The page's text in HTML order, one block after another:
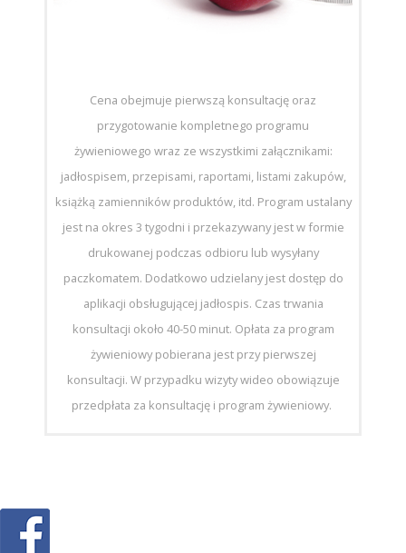
Cena obejmuje pierwszą konsultację oraz
przygotowanie kompletnego programu
żywieniowego wraz ze wszystkimi załącznikami:
jadłospisem, przepisami, raportami, listami zakupów,
książką zamienników produktów, itd. Program ustalany
jest na okres 3 tygodni i przekazywany jest w formie
drukowanej podczas odbioru lub wysyłany
paczkomatem. Dodatkowo udzielany jest dostęp do
aplikacji obsługującej jadłospis. Czas trwania
konsultacji około 40-50 minut. Opłata za program
żywieniowy pobierana jest przy pierwszej
konsultacji. W przypadku wizyty wideo obowiązuje
przedpłata za konsultację i program żywieniowy.